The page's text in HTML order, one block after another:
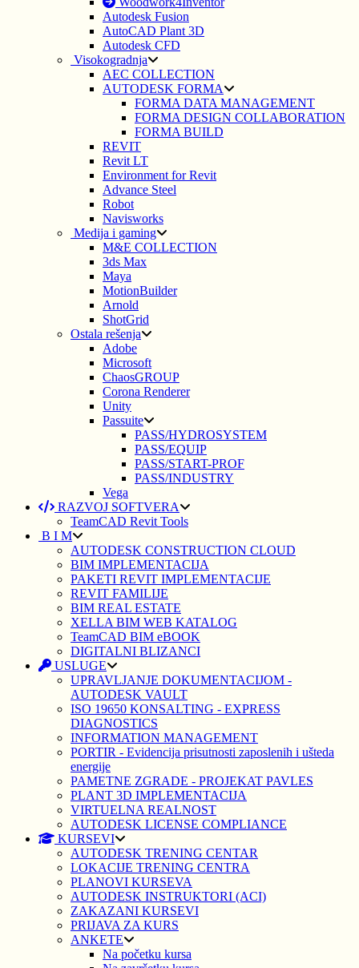
Autodesk Fusion
AutoCAD Plant 3D
Autodesk CFD
Visokogradnja
AEC COLLECTION
AUTODESK FORMA
FORMA DATA MANAGEMENT
FORMA DESIGN COLLABORATION
FORMA BUILD
REVIT
Revit LT
Environment for Revit
Advance Steel
Robot
Navisworks
Medija i gaming
M&E COLLECTION
3ds Max
Maya
MotionBuilder
Arnold
ShotGrid
Ostala rešenja
Adobe
Microsoft
ChaosGROUP
Corona Renderer
Unity
Passuite
PASS/HYDROSYSTEM
PASS/EQUIP
PASS/START-PROF
PASS/INDUSTRY
Vega
RAZVOJ SOFTVERA
TeamCAD Revit Tools
B I M
AUTODESK CONSTRUCTION CLOUD
BIM IMPLEMENTACIJA
PAKETI REVIT IMPLEMENTACIJE
REVIT FAMILIJE
BIM REAL ESTATE
XELLA BIM WEB KATALOG
TeamCAD BIM eBOOK
DIGITALNI BLIZANCI
USLUGE
UPRAVLJANJE DOKUMENTACIJOM -
AUTODESK VAULT
ISO 19650 KONSALTING - EXPRESS
DIAGNOSTICS
INFORMATION MANAGEMENT
PORTIR - Evidencija prisutnosti zaposlenih i ušteda
energije
PAMETNE ZGRADE - PROJEKAT PAVLES
PLANT 3D IMPLEMENTACIJA
VIRTUELNA REALNOST
AUTODESK LICENSE COMPLIANCE
KURSEVI
AUTODESK TRENING CENTAR
LOKACIJE TRENING CENTRA
PLANOVI KURSEVA
AUTODESK INSTRUKTORI (ACI)
ZAKAZANI KURSEVI
PRIJAVA ZA KURS
ANKETE
Na početku kursa